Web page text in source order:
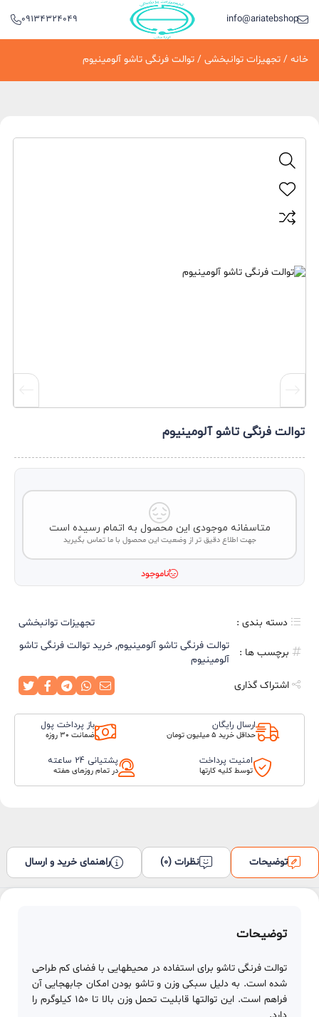
info@ariatebshop.ir
09134324049
خانه / تجهیزات توانبخشی / توالت فرنگی تاشو آلومینیوم
توالت فرنگی تاشو آلومینیوم
متاسفانه موجودی این محصول به اتمام رسیده است
جهت اطلاع دقیق تر از وضعیت این محصول با ما تماس بگیرید
ناموجود
دسته بندی : تجهیزات توانبخشی
برچسب ها :
توالت فرنگی تاشو آلومینیوم, خرید توالت فرنگی تاشو
آلومینیوم
اشتراک گذاری
ارسال رایگان
حداقل خرید 5 میلیون تومان
باز پرداخت پول
ضمانت 30 روزه
امنیت پرداخت
توسط کلیه کارتها
پشتیانی 24 ساعته
در تمام روزهای هفته
توضیحات نظرات (0) راهنمای خرید و ارسال
توضیحات
توالت فرنگی تاشو برای استفاده در محیطهایی با فضای کم طراحی
شده است. به دلیل سبکی وزن و تاشو بودن امکان جابهجایی آن
فراهم است. این توالتها قابلیت تحمل وزن بالا تا 150 کیلوگرم را